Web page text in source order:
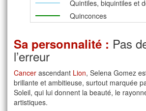
Quintiles, biquintiles et
Quinconces
Sa personnalité : Pas
l’erreur
Cancer ascendant Lion, Selena Gomez
brillante et ambitieuse, surtout marquée
Soleil, qui lui donnent la beauté, le
artistiques.